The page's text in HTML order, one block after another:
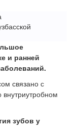
и ранней
связано с
зубов у